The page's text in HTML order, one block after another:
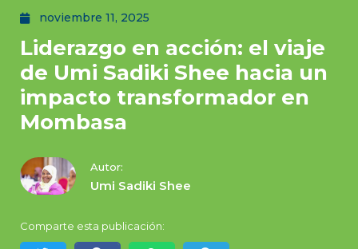
noviembre 11, 2025
Liderazgo en acción: el viaje
de Umi Sadiki Shee hacia un
impacto transformador en
Mombasa
Autor:
Umi Sadiki Shee
Comparte esta publicación: